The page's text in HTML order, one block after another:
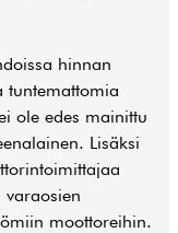
hinnan
tuntemattomia
ole edes mainittu
Lisäksi
varaosien
moottoreihin.